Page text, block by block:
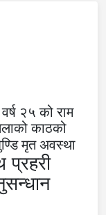
२५ को राम
काठको
मृत अवस्था
प्रहरी